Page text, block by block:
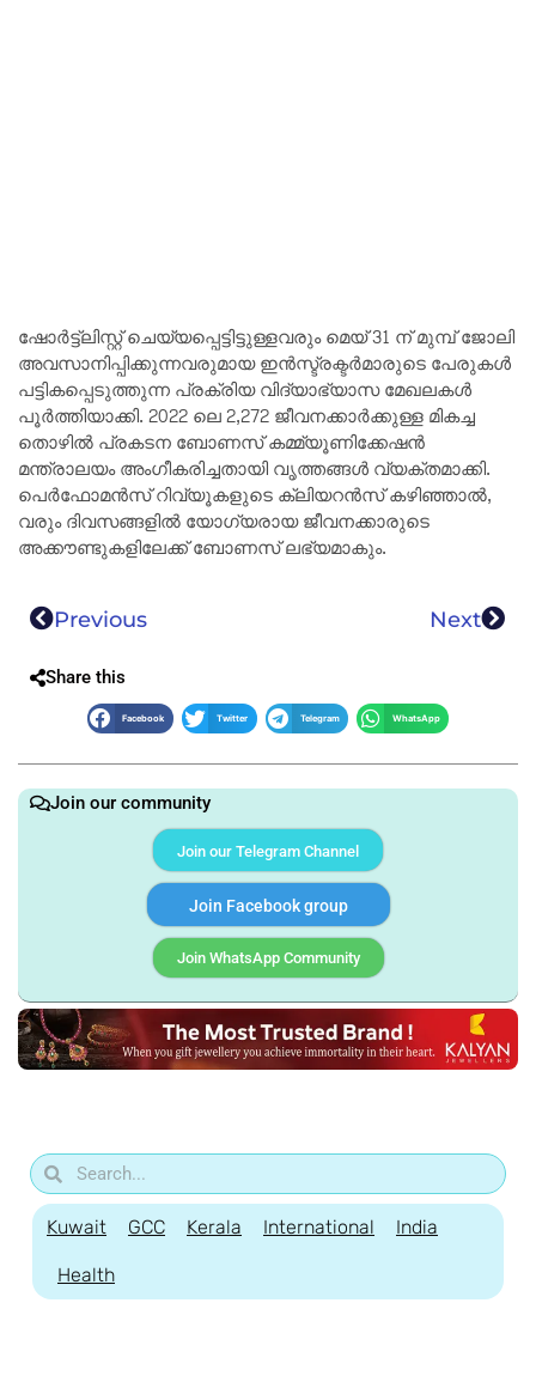
ഷോർട്ട്‌ലിസ്റ്റ് ചെയ്യപ്പെട്ടിട്ടുള്ളവരും മെയ് 31 ന് മുമ്പ് ജോലി
അവസാനിപ്പിക്കുന്നവരുമായ ഇൻസ്ട്രക്ടർമാരുടെ പേരുകൾ
പട്ടികപ്പെടുത്തുന്ന പ്രക്രിയ വിദ്യാഭ്യാസ മേഖലകൾ
പൂർത്തിയാക്കി. 2022 ലെ 2,272 ജീവനക്കാർക്കുള്ള മികച്ച
തൊഴിൽ പ്രകടന ബോണസ് കമ്മ്യൂണിക്കേഷൻ
മന്ത്രാലയം അംഗീകരിച്ചതായി വൃത്തങ്ങൾ വ്യക്തമാക്കി.
പെർഫോമൻസ് റിവ്യൂകളുടെ ക്ലിയറൻസ് കഴിഞ്ഞാൽ,
വരും ദിവസങ്ങളിൽ യോഗ്യരായ ജീവനക്കാരുടെ
അക്കൗണ്ടുകളിലേക്ക് ബോണസ് ലഭ്യമാകും.
Previous Next
Share this
Facebook Twitter Telegram WhatsApp
Join our community
Join our Telegram Channel
Join Facebook group
Join WhatsApp Community
Kuwait GCC Kerala International India
Health